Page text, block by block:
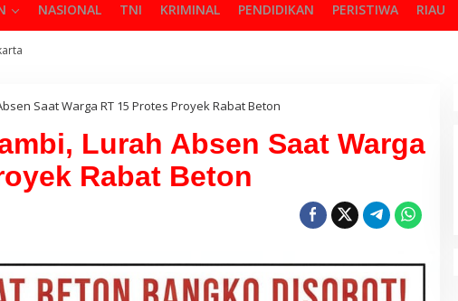
NASIONAL TNI KRIMINAL PENDIDIKAN PERISTIWA RIAU
Saat Warga RT 15 Protes Proyek Rabat Beton
Lurah Absen Saat Warga
Rabat Beton